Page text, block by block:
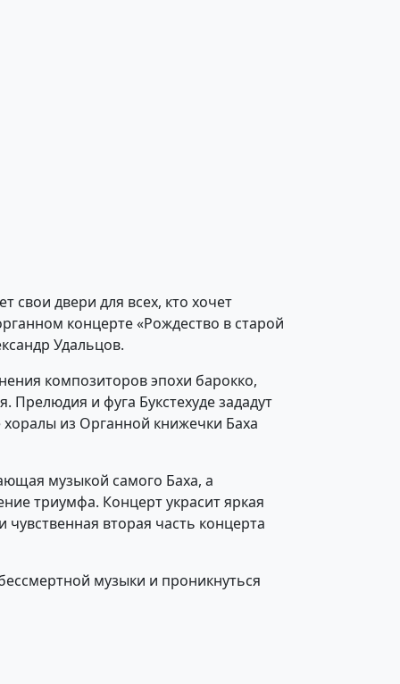
свои двери для всех, кто хочет
концерте «Рождество в старой
Удальцов.
композиторов эпохи барокко,
и фуга Букстехуде зададут
из Органной книжечки Баха
музыкой самого Баха, а
триумфа. Концерт украсит яркая
вторая часть концерта
музыки и проникнуться